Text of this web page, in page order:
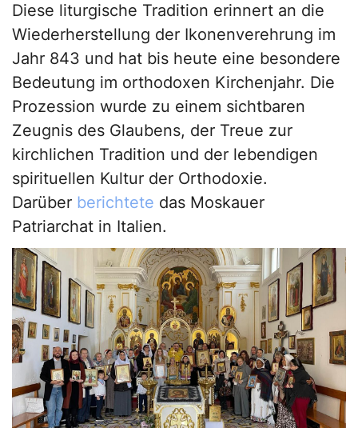
Diese liturgische Tradition erinnert an die
Wiederherstellung der Ikonenverehrung im
Jahr 843 und hat bis heute eine besondere
Bedeutung im orthodoxen Kirchenjahr. Die
Prozession wurde zu einem sichtbaren
Zeugnis des Glaubens, der Treue zur
kirchlichen Tradition und der lebendigen
spirituellen Kultur der Orthodoxie.
Darüber berichtete das Moskauer
Patriarchat in Italien.